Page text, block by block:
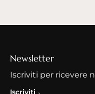
Newsletter
Iscriviti per ricevere
Iscriviti